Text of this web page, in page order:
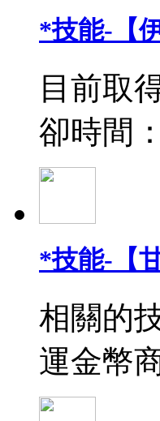
*技能-【
目前取
卻時間
*技能-【
相關的
運金幣